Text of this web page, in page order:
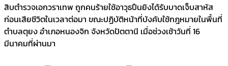
สิบตำรวจเอกวราเทพ ถูกคนร้ายใช้อาวุธปืนยิงได้รับบาดเจ็บสาหัส
ก่อนเสียชีวิตในเวลาต่อมา ขณะปฏิบัติหน้าที่บังคับใช้กฎหมายในพื้นที่
ตำบลตุยง อำเภอหนองจิก จังหวัดปัตตานี เมื่อช่วงเช้าวันที่ 16
มีนาคมที่ผ่านมา